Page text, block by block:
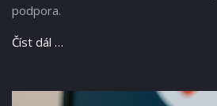
podpora.
Číst dál …